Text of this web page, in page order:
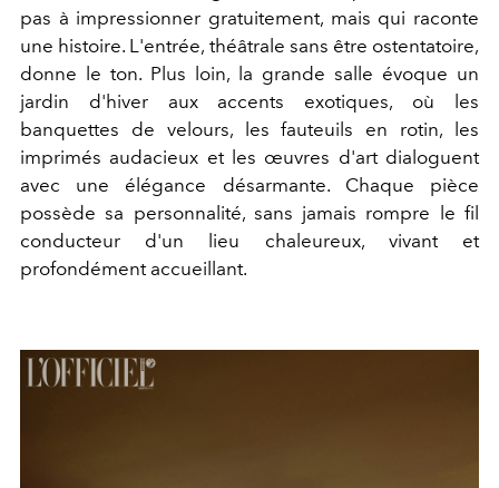
pas à impressionner gratuitement, mais qui raconte
une histoire. L'entrée, théâtrale sans être ostentatoire,
donne le ton. Plus loin, la grande salle évoque un
jardin d'hiver aux accents exotiques, où les
banquettes de velours, les fauteuils en rotin, les
imprimés audacieux et les œuvres d'art dialoguent
avec une élégance désarmante. Chaque pièce
possède sa personnalité, sans jamais rompre le fil
conducteur d'un lieu chaleureux, vivant et
profondément accueillant.